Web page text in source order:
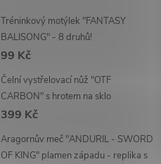
Tréninkový motýlek "FANTASY
BALISONG" - 8 druhů!
99 Kč
Čelní vystřelovací nůž "OTF
CARBON" s hrotem na sklo
399 Kč
Aragornův meč "ANDURIL - SWORD
OF KING" plamen západu - replika s